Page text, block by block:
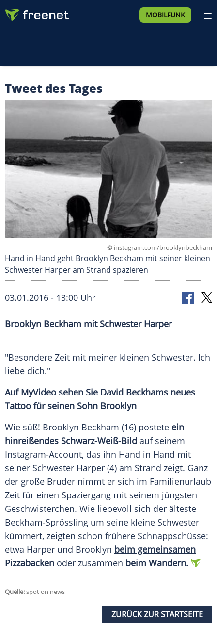
MOBILFUNK
Tweet des Tages
© instagram.com/brooklynbeckham
Hand in Hand geht Brooklyn Beckham mit seiner kleinen
Schwester Harper am Strand spazieren
03.01.2016 - 13:00 Uhr
Brooklyn Beckham mit Schwester Harper
"Besondere Zeit mit meiner kleinen Schwester. Ich
liebe dich."
Auf MyVideo sehen Sie David Beckhams neues
Tattoo für seinen Sohn Brooklyn
Wie süß! Brooklyn Beckham (16) postete ein
hinreißendes Schwarz-Weiß-Bild auf seinem
Instagram-Account, das ihn Hand in Hand mit
seiner Schwester Harper (4) am Strand zeigt. Ganz
der große Bruder nimmt er sich im Familienurlaub
Zeit für einen Spaziergang mit seinem jüngsten
Geschwisterchen. Wie liebevoll sich der älteste
Beckham-Sprössling um seine kleine Schwester
kümmert, zeigten schon frühere Schnappschüsse:
etwa Harper und Brooklyn beim gemeinsamen
Pizzabacken oder zusammen beim Wandern.
Quelle:spot on news
ZURÜCK ZUR STARTSEITE